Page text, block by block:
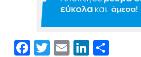
Fa T
E
Li